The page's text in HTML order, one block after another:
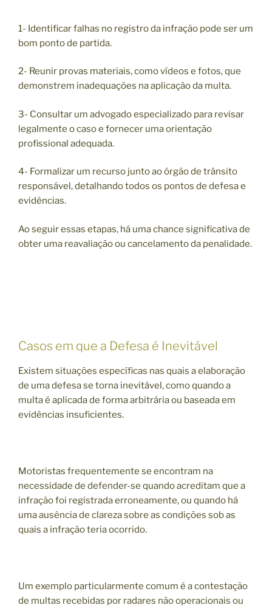
1- Identificar falhas no registro da infração pode ser um
bom ponto de partida.
2- Reunir provas materiais, como vídeos e fotos, que
demonstrem inadequações na aplicação da multa.
3- Consultar um advogado especializado para revisar
legalmente o caso e fornecer uma orientação
profissional adequada.
4- Formalizar um recurso junto ao órgão de trânsito
responsável, detalhando todos os pontos de defesa e
evidências.
Ao seguir essas etapas, há uma chance significativa de
obter uma reavaliação ou cancelamento da penalidade.
Casos em que a Defesa é Inevitável
Existem situações específicas nas quais a elaboração
de uma defesa se torna inevitável, como quando a
multa é aplicada de forma arbitrária ou baseada em
evidências insuficientes.
Motoristas frequentemente se encontram na
necessidade de defender-se quando acreditam que a
infração foi registrada erroneamente, ou quando há
uma ausência de clareza sobre as condições sob as
quais a infração teria ocorrido.
Um exemplo particularmente comum é a contestação
de multas recebidas por radares não operacionais ou